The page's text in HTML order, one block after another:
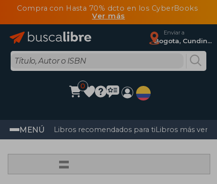
Compra con Hasta 70% dcto en los CyberBooks
Ver más
Enviar a
Bogota, Cundinamarca
0
MENÚ Libros recomendados para tiLibros más
=